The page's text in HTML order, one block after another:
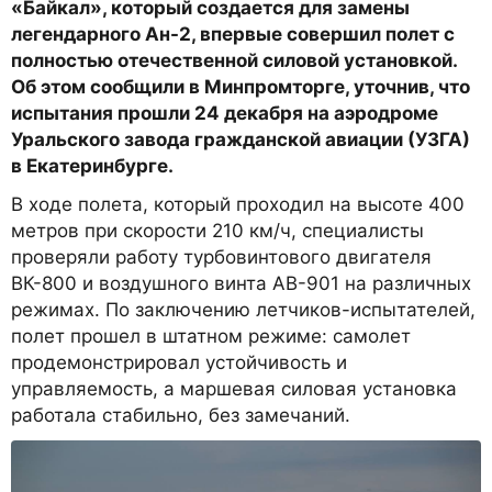
«Байкал», который создается для замены
легендарного Ан-2, впервые совершил полет с
полностью отечественной силовой установкой.
Об этом сообщили в Минпромторге, уточнив, что
испытания прошли 24 декабря на аэродроме
Уральского завода гражданской авиации (УЗГА)
в Екатеринбурге.
В ходе полета, который проходил на высоте 400
метров при скорости 210 км/ч, специалисты
проверяли работу турбовинтового двигателя
ВК-800 и воздушного винта АВ-901 на различных
режимах. По заключению летчиков-испытателей,
полет прошел в штатном режиме: самолет
продемонстрировал устойчивость и
управляемость, а маршевая силовая установка
работала стабильно, без замечаний.